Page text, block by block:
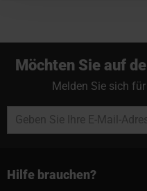
Möchten Sie auf
Melden Sie sich
Hilfe brauchen?